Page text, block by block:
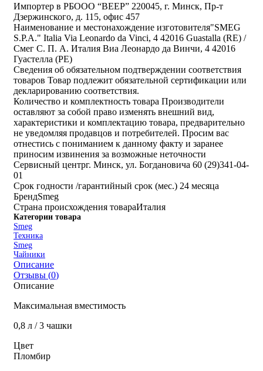
Импортер в РБООО “ВЕЕР” 220045, г. Минск, Пр-т
Дзержинского, д. 115, офис 457
Наименование и местонахождение изготовителя"SMEG
S.P.A." Italia Via Leonardo da Vinci, 4 42016 Guastalla (RE) /
Смег С. П. А. Италия Виа Леонардо да Винчи, 4 42016
Гуастелла (РЕ)
Сведения об обязательном подтверждении соответствия
товаров Товар подлежит обязательной сертификации или
декларированию соответствия.
Количество и комплектность товара Производители
оставляют за собой право изменять внешний вид,
характеристики и комплектацию товара, предварительно
не уведомляя продавцов и потребителей. Просим вас
отнестись с пониманием к данному факту и заранее
приносим извинения за возможные неточности
Cервисный центрг. Минск, ул. Богдановича 60 (29)341-04-
01
Срок годности /гарантийный срок (мес.) 24 месяца
БрендSmeg
Страна происхождения товараИталия
Категории товара
Smeg
Техника
Smeg
Чайники
Описание
Отзывы (0)
Описание
Максимальная вместимость
0,8 л / 3 чашки
Цвет
Пломбир